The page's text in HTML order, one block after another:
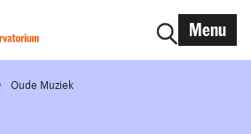
Menu
Oude Muziek